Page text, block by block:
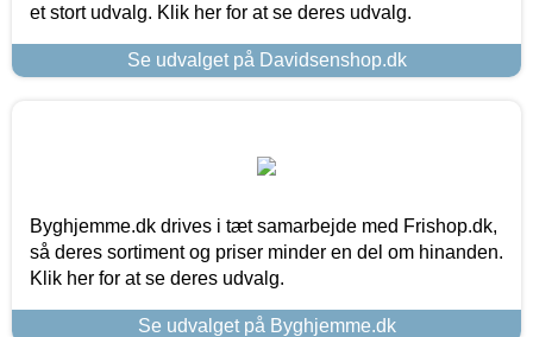
et stort udvalg. Klik her for at se deres udvalg.
Se udvalget på Davidsenshop.dk
Byghjemme.dk drives i tæt samarbejde med Frishop.dk,
så deres sortiment og priser minder en del om hinanden.
Klik her for at se deres udvalg.
Se udvalget på Byghjemme.dk